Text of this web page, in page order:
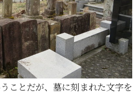
ことだが、墓に刻まれた文字を